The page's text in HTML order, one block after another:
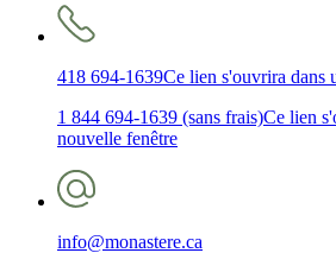
418 694-1639Ce lien s'ouvrira dans
1 844 694-1639 (sans frais)Ce lien
nouvelle fenêtre
info@monastere.ca